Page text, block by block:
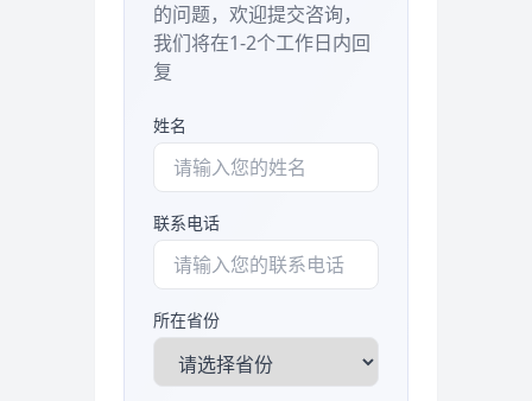
的问题，欢迎提交咨询，
我们将在1-2个工作日内回
复
姓名
联系电话
所在省份